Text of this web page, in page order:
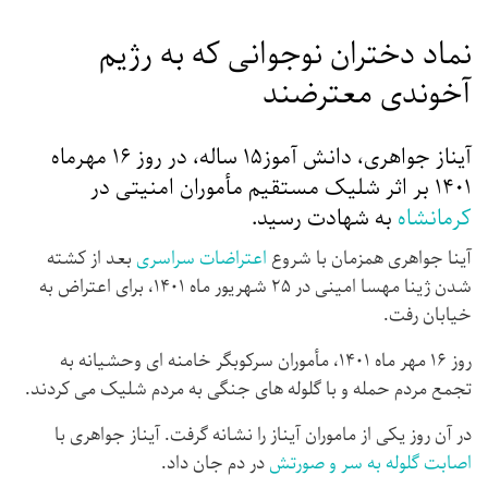
نماد دختران نوجوانی که به رژیم
آخوندی معترضند
آیناز جواهری، دانش آموز۱۵ ساله، در روز ۱۶ مهرماه
۱۴۰۱ بر اثر شلیک مستقیم مأموران امنیتی در
کرمانشاه به شهادت رسید.
‏آینا جواهری همزمان با شروع اعتراضات سراسری بعد از کشته
شدن ژینا مهسا امینی در ۲۵ شهریور ماه ۱۴۰۱، برای اعتراض به
خیابان رفت.
روز ۱۶ مهر ماه ۱۴۰۱، مأموران سرکوبگر خامنه ای وحشیانه به
تجمع مردم حمله و با گلوله های جنگی به مردم شلیک می کردند.
در آن روز یکی از ماموران آیناز را نشانه گرفت. آیناز جواهری با
اصابت گلوله به سر و صورتشدر دم جان داد.